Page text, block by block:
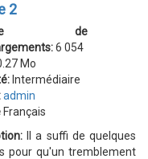
2
de
6 054
Mo
Intermédiaire
admin
Français
Il a suffi de quelques
pour qu'un tremblement